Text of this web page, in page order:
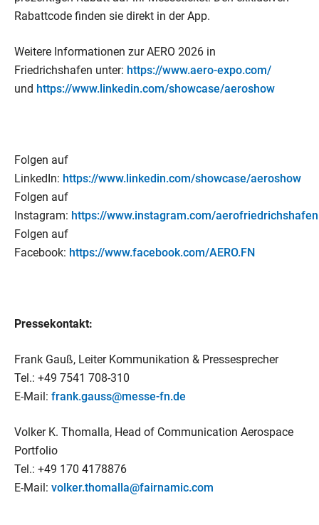
Rabattcode finden sie direkt in der App.
Weitere Informationen zur AERO 2026 in
Friedrichshafen unter: https://www.aero-expo.com/
und https://www.linkedin.com/showcase/aeroshow
Folgen auf
LinkedIn: https://www.linkedin.com/showcase/aeroshow
Folgen auf
Instagram: https://www.instagram.com/aerofriedrichshafen
Folgen auf
Facebook: https://www.facebook.com/AERO.FN
Pressekontakt:
Frank Gauß, Leiter Kommunikation & Pressesprecher
Tel.: +49 7541 708-310
E-Mail: frank.gauss@messe-fn.de
Volker K. Thomalla, Head of Communication Aerospace
Portfolio
Tel.: +49 170 4178876
E-Mail: volker.thomalla@fairnamic.com